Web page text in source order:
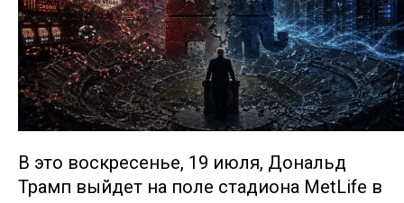
В это воскресенье, 19 июля, Дональд
Трамп выйдет на поле стадиона MetLife в